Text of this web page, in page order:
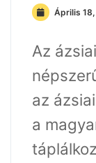
Április
Az
az
a